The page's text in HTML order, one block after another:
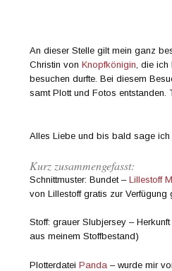
An dieser Stelle gilt mein ganz
Christin vonKnopfkönigin, die ich
besuchen durfte. Bei diesem
samt Plott und Fotos entstanden.
Alles Liebe und bis bald sage
Kurz zusammengefasst:
Schnittmuster: Bundet –Lillestoff
von Lillestoff gratis zur Verfügung
Stoff: grauer Slubjersey –
aus meinem Stoffbestand)
PlotterdateiPanda – wurde mir